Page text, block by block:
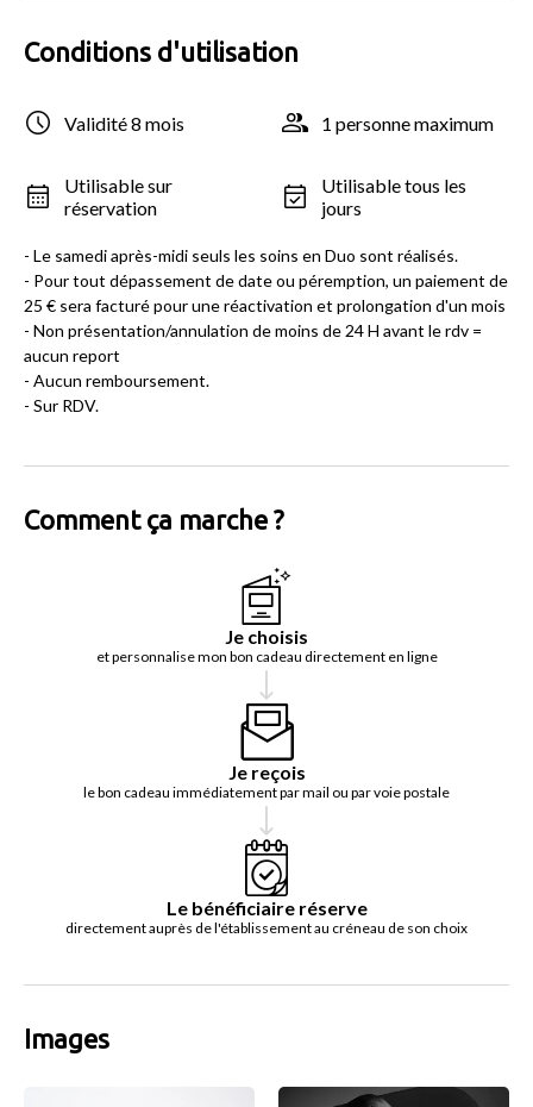
Conditions d'utilisation
Validité 8 mois 1 personne maximum
Utilisable sur
réservation
Utilisable tous les
jours
- Le samedi après-midi seuls les soins en Duo sont réalisés.
- Pour tout dépassement de date ou péremption, un paiement de
25 € sera facturé pour une réactivation et prolongation d'un mois
- Non présentation/annulation de moins de 24 H avant le rdv =
aucun report
- Aucun remboursement.
- Sur RDV.
Comment ça marche ?
Je choisis
et personnalise mon bon cadeau directement en ligne
Je reçois
le bon cadeau immédiatement par mail ou par voie postale
Le bénéficiaire réserve
directement auprès de l'établissement au créneau de son choix
Images